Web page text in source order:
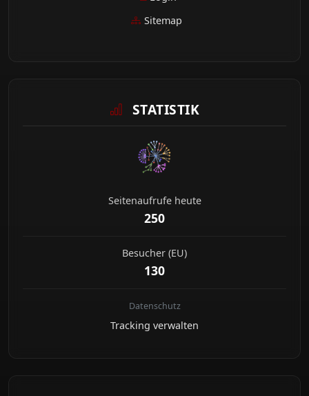
Sitemap
STATISTIK
Seitenaufrufe heute
250
Besucher (EU)
130
Datenschutz
Tracking verwalten